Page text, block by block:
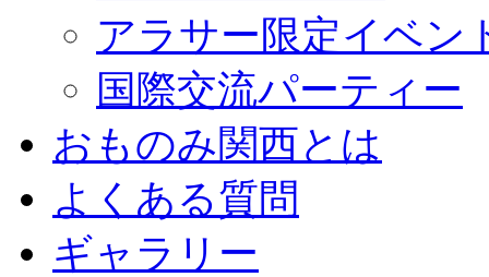
アラサー限定イベン
国際交流パーティー
おものみ関西とは
よくある質問
ギャラリー